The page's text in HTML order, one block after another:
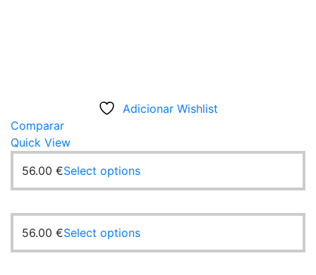
Adicionar Wishlist
Comparar
Quick View
56.00 €Select options
56.00 €Select options